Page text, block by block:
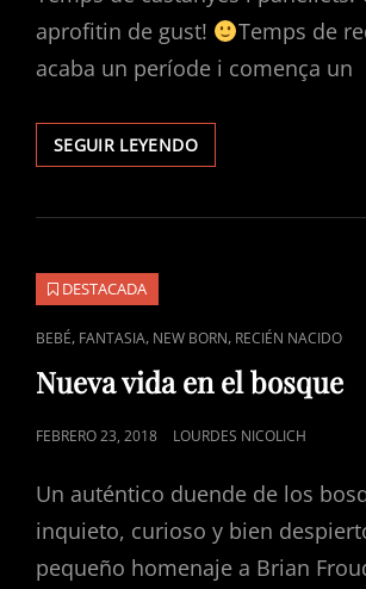
aprofitin de gust!
Temps de
acaba un període i comença un
SEGUIR LEYENDOFELIÇ
CASTANYADA
FELIÇ
DESTACADA
ENLACES
DE
CATEGORÍAS
BEBÉ, FANTASIA, NEW BORN, RECIÉN NACIDO
Nueva vida en el bosque
PUBLICADO
FEBRERO 23, 2018 LOURDES NICOLICH
Un auténtico duende de los
inquieto, curioso y bien
pequeño homenaje a Brian